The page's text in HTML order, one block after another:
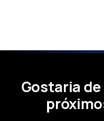
Gostaria